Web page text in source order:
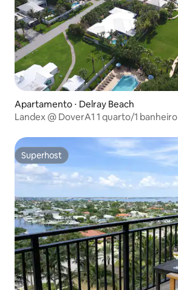
Apartamento ⋅ Delray Beach
Landex @ DoverA1 1 quarto/1 banheiro
Superhost
Superhost